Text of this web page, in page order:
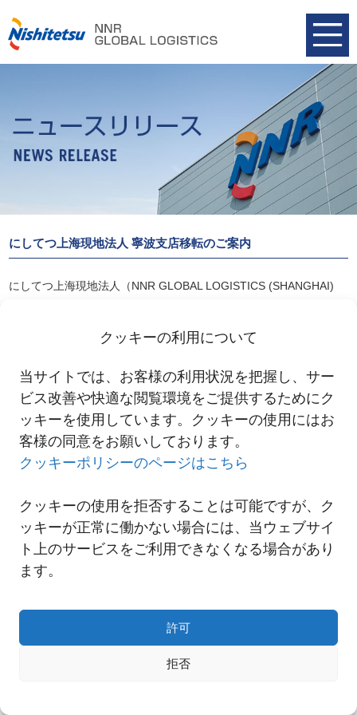
クッキーの利用について
当サイトでは、お客様の利用状況を把握し、サー
ビス改善や快適な閲覧環境をご提供するためにク
ッキーを使用しています。クッキーの使用にはお
客様の同意をお願いしております。
クッキーポリシーのページはこちら
クッキーの使用を拒否することは可能ですが、ク
ッキーが正常に働かない場合には、当ウェブサイ
ト上のサービスをご利用できなくなる場合があり
ます。
許可
拒否
にしてつ上海現地法人 寧波支店移転のご案内
にしてつ上海現地法人（NNR GLOBAL LOGISTICS (SHANGHAI)
詳細は以下リンクよりご覧ください。
2021-12-20 寧波支店移転のご案内